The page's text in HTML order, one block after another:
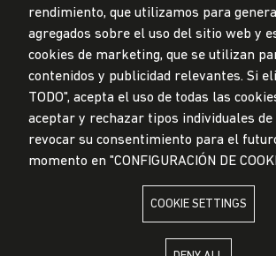
© Universidad de Lima, 2024
All Rights Reserved
Designed by Partners
UNIVERSIDAD DE LIMA IS MEMBER OF
UNIVERSIDAD DE LIMA IS AFFILIATED WITH
rendimiento, que utilizamos para
agregados sobre el uso del sitio web y
cookies de marketing, que se utilizan
contenidos y publicidad relevantes. Si
TODO", acepta el uso de todas las
aceptar y rechazar tipos individuales de
revocar su consentimiento para el
momento en "CONFIGURACIÓN DE
COOKIE SETTINGS